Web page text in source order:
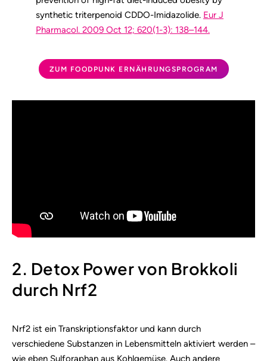
synthetic triterpenoid CDDO-Imidazolide. Eur J
Pharmacol. 2009 Oct 12; 620(1-3): 138–144.
ZUM FOODPUNK ERNÄHRUNGSPROGRAM
2. Detox Power von Brokkoli
durch Nrf2
Nrf2 ist ein Transkriptionsfaktor und kann durch
verschiedene Substanzen in Lebensmitteln aktiviert werden –
wie eben Sulforaphan aus Kohlgemüse. Auch andere